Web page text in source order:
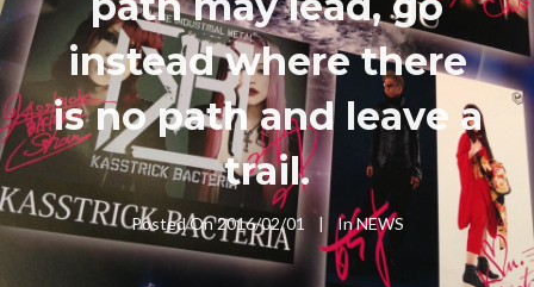
instead where there
is no path and leave a
trail.
Posted On2016/02/01 InNEWS